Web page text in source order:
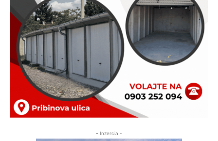
- Inzercia -